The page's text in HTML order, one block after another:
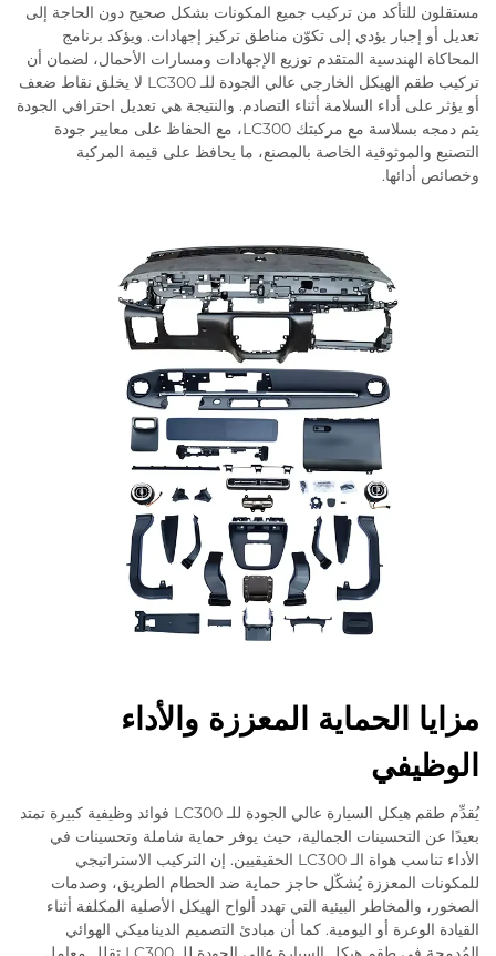
مستقلون للتأكد من تركيب جميع المكونات بشكل صحيح دون الحاجة إلى
تعديل أو إجبار يؤدي إلى تكوّن مناطق تركيز إجهادات. ويؤكد برنامج
المحاكاة الهندسية المتقدم توزيع الإجهادات ومسارات الأحمال، لضمان أن
تركيب طقم الهيكل الخارجي عالي الجودة للـ LC300 لا يخلق نقاط ضعف
أو يؤثر على أداء السلامة أثناء التصادم. والنتيجة هي تعديل احترافي الجودة
يتم دمجه بسلاسة مع مركبتك LC300، مع الحفاظ على معايير جودة
التصنيع والموثوقية الخاصة بالمصنع، ما يحافظ على قيمة المركبة
وخصائص أدائها.
مزايا الحماية المعززة والأداء
الوظيفي
يُقدِّم طقم هيكل السيارة عالي الجودة للـ LC300 فوائد وظيفية كبيرة تمتد
بعيدًا عن التحسينات الجمالية، حيث يوفر حماية شاملة وتحسينات في
الأداء تناسب هواة الـ LC300 الحقيقيين. إن التركيب الاستراتيجي
للمكونات المعززة يُشكّل حاجز حماية ضد الحطام الطريق، وصدمات
الصخور، والمخاطر البيئية التي تهدد ألواح الهيكل الأصلية المكلفة أثناء
القيادة الوعرة أو اليومية. كما أن مبادئ التصميم الديناميكي الهوائي